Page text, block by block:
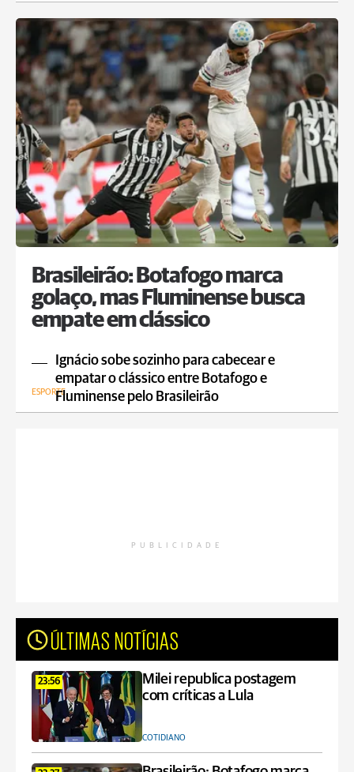
Brasileirão: Botafogo marca
golaço, mas Fluminense busca
empate em clássico
Ignácio sobe sozinho para cabecear e
empatar o clássico entre Botafogo e
Fluminense pelo Brasileirão
ESPORTE
PUBLICIDADE
ÚLTIMAS NOTÍCIAS
23:56
Milei republica postagem
com críticas a Lula
COTIDIANO